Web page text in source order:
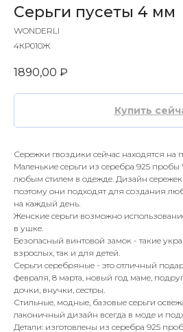
Серьги пусеты 4 мм
WONDERLI
4КР010Ж
1890,00 ₽
Купить
Сережки гвоздики сейчас находятся на
Маленькие серьги из серебра 925 пробы
любым стилем в одежде. Дизайн
поэтому они подходят для создания
на каждый день.
Женские серьги возможно
в ушке.
Безопасный винтовой замок - такие
взрослых, так и для детей.
Серьги серебряные - это отличный
февраля, 8 марта, новый год маме,
дочки, внучки, сестры.
Стильные, модные, базовые серьги
лаконичный дизайн всегда в моде и
Детали: изготовлены из серебра 925